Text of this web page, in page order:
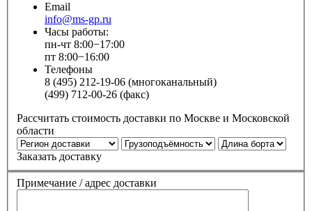
Email
info@ms-gp.ru
Часы работы:
пн-чт 8:00−17:00
пт 8:00−16:00
Телефоны
8 (495) 212-19-06 (многоканальный)
(499) 712-00-26 (факс)
Рассчитать стоимость доставки по Москве и Московской
области
Заказать доставку
Примечание / адрес доставки